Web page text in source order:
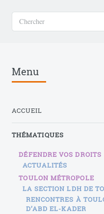
Menu
ACCUEIL
THÉMATIQUES
DÉFENDRE VOS DROITS
ACTUALITÉS
TOULON MÉTROPOLE
LA SECTION LDH DE
RENCONTRES À
D’ABD EL-KADER